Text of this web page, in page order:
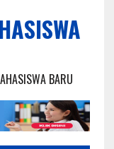
BARU